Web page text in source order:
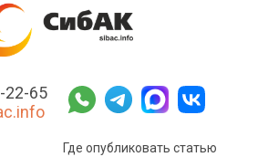
22-65
Где опубликовать статью